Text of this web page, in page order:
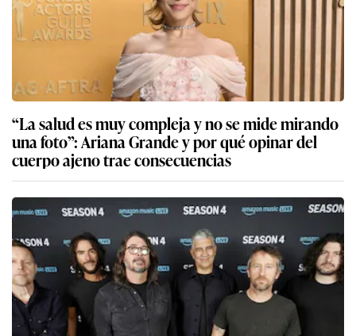
“La salud es muy compleja y no se mide mirando
una foto”: Ariana Grande y por qué opinar del
cuerpo ajeno trae consecuencias